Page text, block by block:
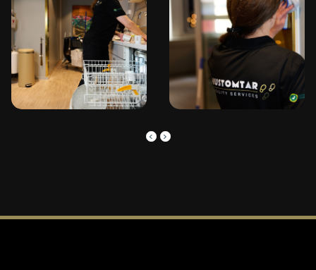
keyboard_arrow_left keyboard_arrow_right